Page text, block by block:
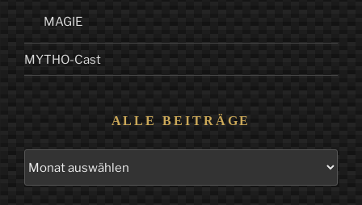
MAGIE
MYTHO-Cast
ALLE BEITRÄGE